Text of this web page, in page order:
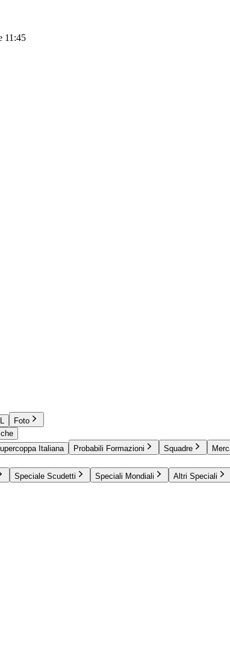
11:45
Foto
Italiana Probabili Formazioni Squadre
Speciale Scudetti Speciali Mondiali Altri Speciali